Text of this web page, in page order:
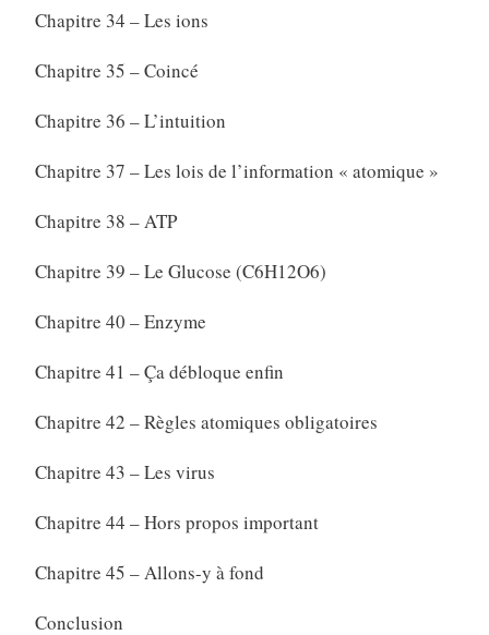
Chapitre 34 – Les ions
Chapitre 35 – Coincé
Chapitre 36 – L’intuition
Chapitre 37 – Les lois de l’information « atomique »
Chapitre 38 – ATP
Chapitre 39 – Le Glucose (C6H12O6)
Chapitre 40 – Enzyme
Chapitre 41 – Ça débloque enfin
Chapitre 42 – Règles atomiques obligatoires
Chapitre 43 – Les virus
Chapitre 44 – Hors propos important
Chapitre 45 – Allons-y à fond
Conclusion